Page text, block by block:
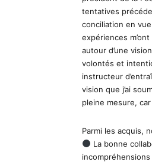
tentatives
conciliation en
expériences
autour d’une
volontés et
instructeur
vision que j’ai
pleine mesure,
Parmi les acquis,
La bonne